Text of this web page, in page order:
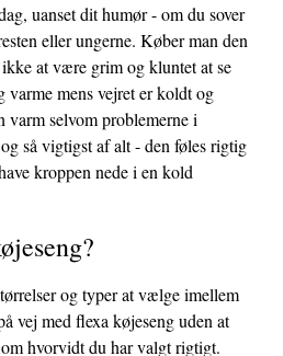
uanset dit humør - om du sover
eller ungerne. Køber man den
at være grim og kluntet at se
varme mens vejret er koldt og
varm selvom problemerne i
så vigtigst af alt - den føles rigtig
kroppen nede i en kold
og typer at vælge imellem
vej med flexa køjeseng uden at
hvorvidt du har valgt rigtigt.